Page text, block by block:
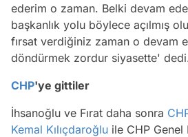
ederim o zaman. Belki devam
başkanlık yolu böylece açılmış
fırsat verdiğiniz zaman o devam
döndürmek zordur siyasette'
CHP'ye gittiler
İhsanoğlu ve Fırat daha sonra
Kemal Kılıçdaroğlu ile CHP